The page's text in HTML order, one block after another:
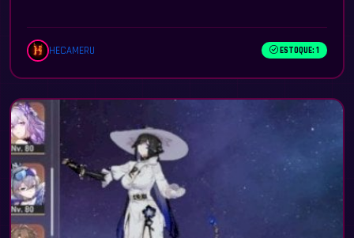
HECAMERU ESTOQUE: 1